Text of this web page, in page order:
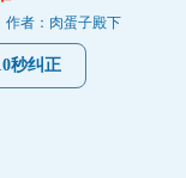
作者：肉蛋子殿下
秒纠正